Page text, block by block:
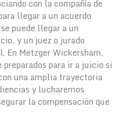
con la compañía de
llegar a un acuerdo
puede llegar a un
y un juez o jurado
En Metzger Wickersham,
para ir a juicio si
una amplia trayectoria
y lucharemos
la compensación que